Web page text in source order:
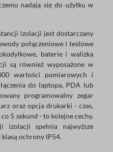
nadają się do użytku w
izolacji jest dostarczany
połączeniowe i testowe
baterie i walizka
są również wyposażone w
wartości pomiarowych i
do laptopa, PDA lub
programowalny zegar
oraz opcja drukarki - czas,
5 sekund - to kolejne cechy.
izolacji spełnia najwyższe
ochrony IP54.